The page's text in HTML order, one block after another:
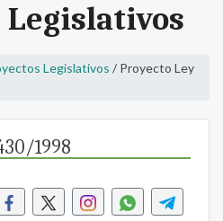
Legislativos
Legislativos / Proyecto Ley
1998